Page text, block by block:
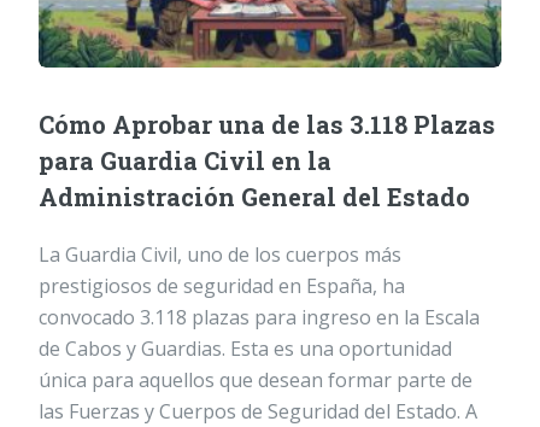
Cómo Aprobar una de las 3.118 Plazas
para Guardia Civil en la
Administración General del Estado
La Guardia Civil, uno de los cuerpos más
prestigiosos de seguridad en España, ha
convocado 3.118 plazas para ingreso en la Escala
de Cabos y Guardias. Esta es una oportunidad
única para aquellos que desean formar parte de
las Fuerzas y Cuerpos de Seguridad del Estado. A